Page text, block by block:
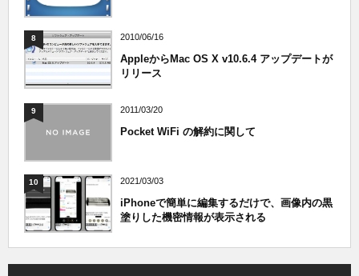
8 2010/06/16
AppleからMac OS X v10.6.4 アップデートが
リリース
9 2011/03/20
Pocket WiFi の解約に関して
10 2021/03/03
iPhoneで簡単に編集するだけで、画像内の黒
塗りした機密情報が表示される